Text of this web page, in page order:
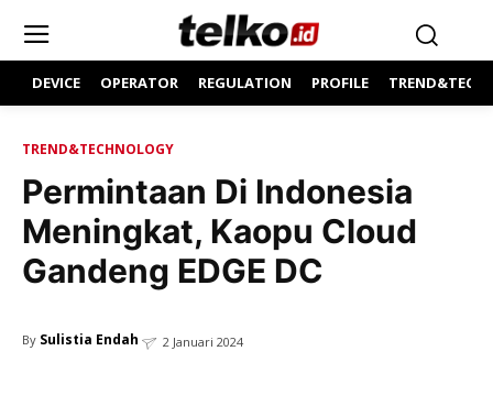
DEVICE OPERATOR REGULATION PROFILE
TREND&TECHNOLOGY
Permintaan Di Indonesia
Meningkat, Kaopu Cloud
Gandeng EDGE DC
By Sulistia Endah 2 Januari 2024